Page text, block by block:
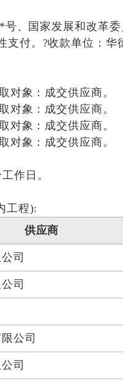
、国家发展和改革
支付。?收款单位：
对象： 成交供应商。
对象： 成交供应商。
对象： 成交供应商。
对象： 成交供应商。
作日。
工程):
供应商
司
司
公司
司